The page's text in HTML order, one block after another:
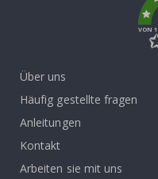
VON
Über uns
Häufig gestellte fragen
Anleitungen
Kontakt
Arbeiten sie mit uns